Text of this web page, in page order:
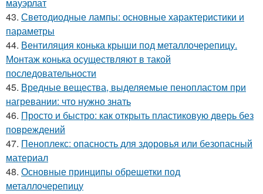
43. Светодиодные лампы: основные характеристики и
параметры
44. Вентиляция конька крыши под металлочерепицу.
Монтаж конька осуществляют в такой
последовательности
45. Вредные вещества, выделяемые пенопластом при
нагревании: что нужно знать
46. Просто и быстро: как открыть пластиковую дверь без
повреждений
47. Пеноплекс: опасность для здоровья или безопасный
материал
48. Основные принципы обрешетки под
металлочерепицу